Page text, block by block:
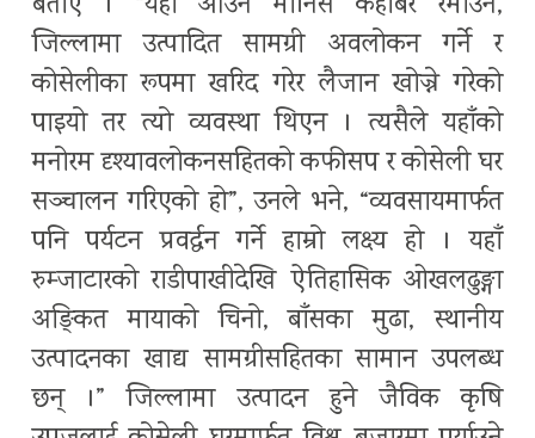
जिल्लामा उत्पादित सामग्री अवलोकन गर्ने र
कोसेलीका रूपमा खरिद गरेर लैजान खोज्ने गरेको
पाइयो तर त्यो व्यवस्था थिएन । त्यसैले यहाँको
मनोरम दृश्यावलोकनसहितको कफीसप र कोसेली घर
सञ्चालन गरिएको हो”, उनले भने, “व्यवसायमार्फत
पनि पर्यटन प्रवर्द्धन गर्ने हाम्रो लक्ष्य हो । यहाँ
रुम्जाटारको राडीपाखीदेखि ऐतिहासिक ओखलढुङ्गा
अङ्कित मायाको चिनो, बाँसका मुढा, स्थानीय
उत्पादनका खाद्य सामग्रीसहितका सामान उपलब्ध
छन् ।” जिल्लामा उत्पादन हुने जैविक कृषि